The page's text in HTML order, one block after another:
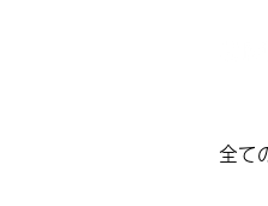
全て